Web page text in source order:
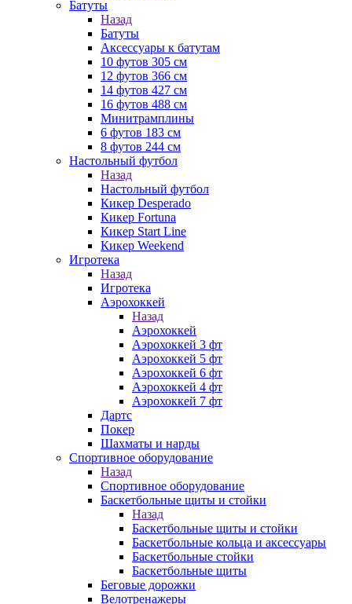
Батуты
Назад
Батуты
Аксессуары к батутам
10 футов 305 см
12 футов 366 см
14 футов 427 см
16 футов 488 см
Минитрамплины
6 футов 183 см
8 футов 244 см
Настольный футбол
Назад
Настольный футбол
Кикер Desperado
Кикер Fortuna
Кикер Start Line
Кикер Weekend
Игротека
Назад
Игротека
Аэрохоккей
Назад
Аэрохоккей
Аэрохоккей 3 фт
Аэрохоккей 5 фт
Аэрохоккей 6 фт
Аэрохоккей 4 фт
Аэрохоккей 7 фт
Дартс
Покер
Шахматы и нарды
Спортивное оборудование
Назад
Спортивное оборудование
Баскетбольные щиты и стойки
Назад
Баскетбольные щиты и стойки
Баскетбольные кольца и аксессуары
Баскетбольные стойки
Баскетбольные щиты
Беговые дорожки
Велотренажеры